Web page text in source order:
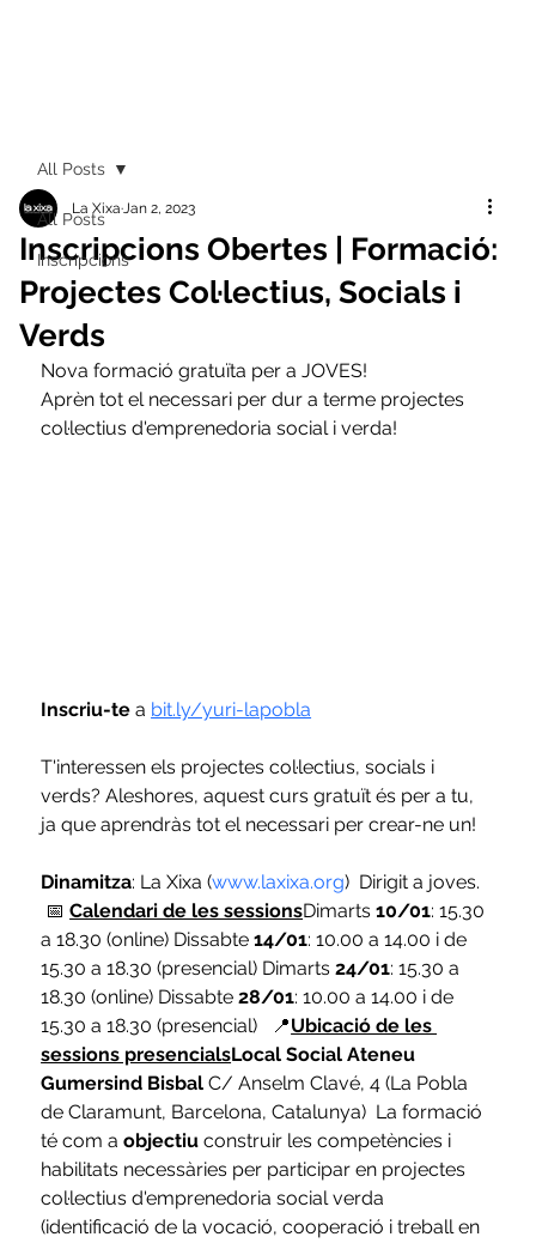
All Posts
Inscripcions
All Posts
Inscripcions Obertes | Formació:
Projectes Col·lectius, Socials i
Verds
La XixaJan 2, 2023
Nova formació gratuïta per a JOVES!
Aprèn tot el necessari per dur a terme projectes
col·lectius d'emprenedoria social i verda!
Inscriu-te a bit.ly/yuri-lapobla
T'interessen els projectes col·lectius, socials i
verds? Aleshores, aquest curs gratuït és per a tu,
ja que aprendràs tot el necessari per crear-ne un!
Dinamitza: La Xixa (www.laxixa.org)  Dirigit a joves.
📅 Calendari de les sessionsDimarts 10/01: 15.30
a 18.30 (online) Dissabte 14/01: 10.00 a 14.00 i de
15.30 a 18.30 (presencial) Dimarts 24/01: 15.30 a
18.30 (online) Dissabte 28/01: 10.00 a 14.00 i de
15.30 a 18.30 (presencial)   📍Ubicació de les
sessions presencialsLocal Social Ateneu
Gumersind Bisbal C/ Anselm Clavé, 4 (La Pobla
de Claramunt, Barcelona, Catalunya)  La formació
té com a objectiu construir les competències i
habilitats necessàries per participar en projectes
col·lectius d'emprenedoria social verda
(identificació de la vocació, cooperació i treball en